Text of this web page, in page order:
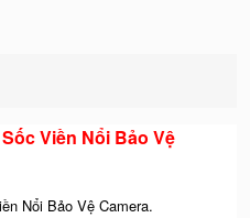
Viền Nổi Bảo Vệ
Nổi Bảo Vệ Camera.